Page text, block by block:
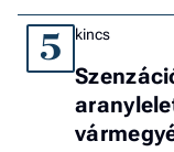
5 kincs